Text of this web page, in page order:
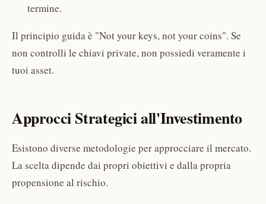
termine.
Il principio guida è "Not your keys, not your coins". Se
non controlli le chiavi private, non possiedi veramente i
tuoi asset.
Approcci Strategici all'Investimento
Esistono diverse metodologie per approcciare il mercato.
La scelta dipende dai propri obiettivi e dalla propria
propensione al rischio.